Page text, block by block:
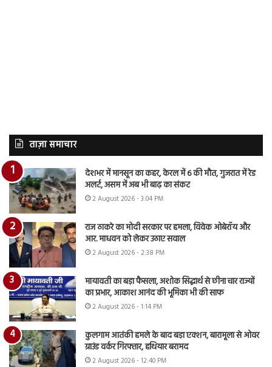
ताज़ा समाचार
देशभर में मानसून का कहर, केरल में 6 की मौत, गुजरात में रेड
अलर्ट, असम में अब भी बाढ़ का संकट
2 August 2026 - 3:04 PM
राज ठाकरे का मोदी सरकार पर हमला, विवेक ओबेरॉय और
आर. माधवन को लेकर उठाए सवाल
2 August 2026 - 2:38 PM
मायावती का बड़ा फैसला, अशोक सिद्धार्थ से छीना चार राज्यों
का प्रभार, आकाश आनंद की भूमिका भी की साफ
2 August 2026 - 1:14 PM
कुलगाम आतंकी हमले के बाद बड़ा एक्शन, बारामूला से ओवर
ग्राउंड वर्कर गिरफ्तार, हथियार बरामद
2 August 2026 - 12:40 PM